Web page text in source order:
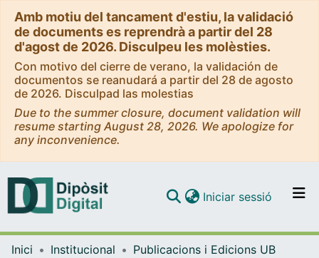
Amb motiu del tancament d'estiu, la validació
de documents es reprendrà a partir del 28
d'agost de 2026. Disculpeu les molèsties.
Con motivo del cierre de verano, la validación de
documentos se reanudará a partir del 28 de agosto
de 2026. Disculpad las molestias
Due to the summer closure, document validation will
resume starting August 28, 2026. We apologize for
any inconvenience.
Navega per tot el DD
Iniciar sessió (current)
Inici Institucional
Publicacions i Edicions UB